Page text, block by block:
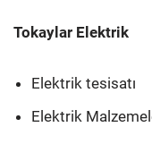
Tokaylar Elektrik
Elektrik tesisatı
Elektrik